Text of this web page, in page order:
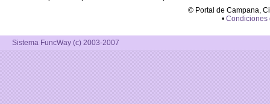
© Portal de Campana,
• Condiciones
Sistema FuncWay (c) 2003-2007